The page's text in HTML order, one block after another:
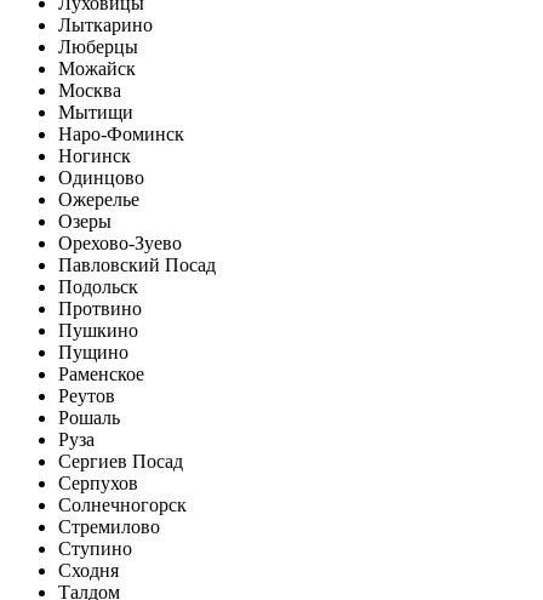
Лыткарино
Люберцы
Можайск
Москва
Мытищи
Наро-Фоминск
Ногинск
Одинцово
Ожерелье
Озеры
Орехово-Зуево
Павловский Посад
Подольск
Протвино
Пушкино
Пущино
Раменское
Реутов
Рошаль
Руза
Сергиев Посад
Серпухов
Солнечногорск
Стремилово
Ступино
Сходня
Талдом